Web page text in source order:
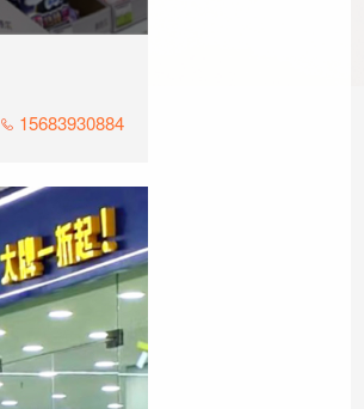
15683930884